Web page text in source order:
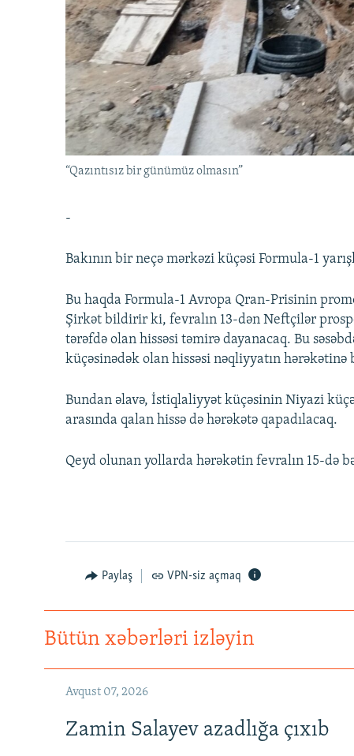
KARIKATURA
İSLAM VƏ DEMOKRATIYA
İZ - MƏDƏNIYYƏT PROQRAMI
PEŞƏ ETIKASI VƏ JURNALISTIKA
STANDARTLARIMIZ
MATERIALLARIMIZDAN ISTIFADƏ
AZADLIQRADIOSU MOBIL TELEFONUNUZDA
BIZIMLƏ ƏLAQƏ
“Qazıntısız bir günümüz olmasın”
-
Bakının bir neçə mərkəzi küçəsi Formula-1
Bu haqda Formula-1 Avropa Qran-Prisinin
Şirkət bildirir ki, fevralın 13-dən Neftçilər
tərəfdə olan hissəsi təmirə dayanacaq. Bu
küçəsinədək olan hissəsi nəqliyyatın hərəkətinə
Bundan əlavə, İstiqlaliyyət küçəsinin Niyazi
arasında qalan hissə də hərəkətə qapadılacaq.
Qeyd olunan yollarda hərəkətin fevralın 15-də
Paylaş VPN-siz açmaq
Bütün xəbərləri izləyin
Avqust 07, 2026
Zamin Salayev azadlığa çıxıb